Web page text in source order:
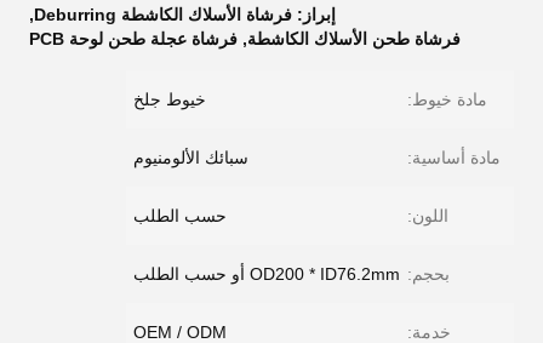
إبراز: فرشاة الأسلاك الكاشطة Deburring
,
فرشاة طحن الأسلاك الكاشطة, فرشاة عجلة طحن لوحة PCB
مادة خيوط: خيوط جلخ
مادة أساسية: سبائك الألومنيوم
اللون: حسب الطلب
بحجم: OD200 * ID76.2mm أو حسب الطلب
خدمة: OEM / ODM